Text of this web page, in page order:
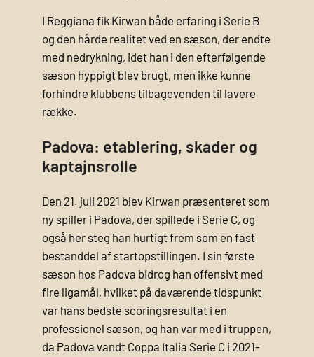
I Reggiana fik Kirwan både erfaring i Serie B
og den hårde realitet ved en sæson, der endte
med nedrykning, idet han i den efterfølgende
sæson hyppigt blev brugt, men ikke kunne
forhindre klubbens tilbagevenden til lavere
række.
Padova: etablering, skader og
kaptajnsrolle
Den 21. juli 2021 blev Kirwan præsenteret som
ny spiller i Padova, der spillede i Serie C, og
også her steg han hurtigt frem som en fast
bestanddel af startopstillingen. I sin første
sæson hos Padova bidrog han offensivt med
fire ligamål, hvilket på daværende tidspunkt
var hans bedste scoringsresultat i en
professionel sæson, og han var med i truppen,
da Padova vandt Coppa Italia Serie C i 2021-